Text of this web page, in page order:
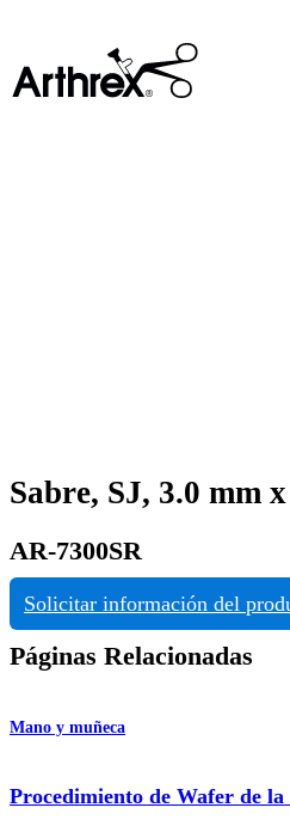
Sabre, SJ, 3.0 mm
AR-7300SR
Solicitar información del
Páginas Relacionadas
Mano y muñeca
Procedimiento de Wafer de la